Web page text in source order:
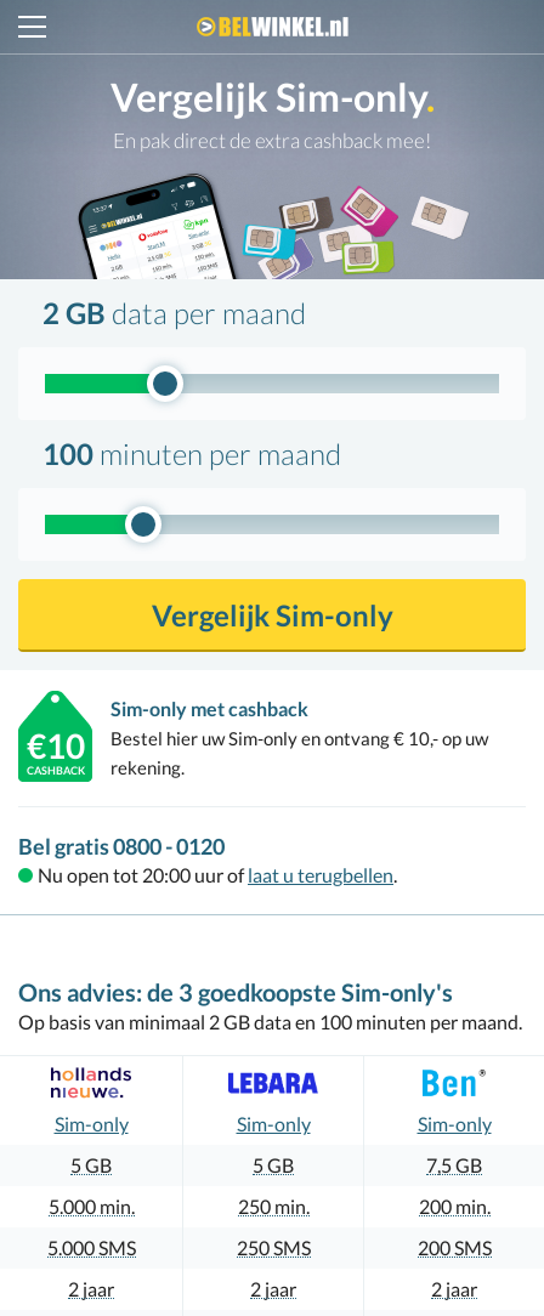
Vergelijk Sim-only.
En pak direct de extra cashback mee!
2 GB data per maand
100 minuten per maand
Vergelijk Sim-only
€10
CASHBACK
Sim-only met cashback
Bestel hier uw Sim-only en ontvang € 10,- op uw
rekening.
Bel gratis 0800 - 0120
Nu open tot 20:00 uur of laat u terugbellen.
Ons advies: de 3 goedkoopste Sim-only's
Op basis van minimaal 2 GB data en 100 minuten per maand.
Sim-only Sim-only
Sim-only
5 GB
5 GB
7,5 GB
5.000
250
200
5.000
250
200
2 jaar
2 jaar 2 jaar